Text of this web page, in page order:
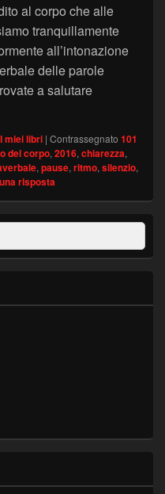
al corpo che alle
tranquillamente
all’intonazione
delle parole
a salutare
del Paraverbale
I miei libri | Contrassegnato 101
del corpo, 2016, chiarezza,
, pause, ritmo, silenzio,
risposta